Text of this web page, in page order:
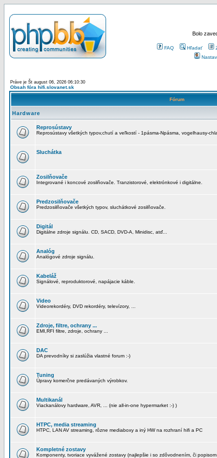
Bolo
FAQ Hľadať
Práve je Št august 06, 2026 06:10:30
Obsah fóra hifi.slovanet.sk
Fórum
Hardware
Reprosústavy
Reprosústavy všetkých typov,chutí a veľkostí - 1pásma-Npásma, vogelhausy-
Sluchátka
Zosilňovače
Integrované i koncové zosilňovače. Tranzistorové, elektrónkové i digitálne.
Predzosilňovače
Predzosilňovače všetkých typov, sluchátkové zosilňovače.
Digitál
Digitálne zdroje signálu. CD, SACD, DVD-A, Minidisc, atď...
Analóg
Analógové zdroje signálu.
Kabeláž
Signálové, reproduktorové, napájacie káble.
Video
Videorekordéry, DVD rekordéry, televízory, ...
Zdroje, filtre, ochrany ...
EMI,RFI filtre, zdroje, ochrany ...
DAC
DA prevodníky si zaslúžia vlastné forum :-)
Tuning
Úpravy komerčne predávaných výrobkov.
Multikanál
Viackanálovy hardware, AVR, ... (nie all-in-one hypermarket :-) )
HTPC, media streaming
HTPC, LAN AV streaming, rôzne mediaboxy a iný HW na rozhraní hifi a PC
Kompletné zostavy
Komponenty, tvoriace vyvážené zostavy (najlepšie i so zdôvodnením, či